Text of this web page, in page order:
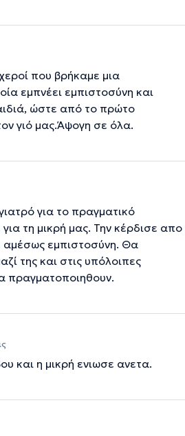
που βρήκαμε μια
εμπνέει εμπιστοσύνη και
ώστε από το πρώτο
γιό μας.Άψογη σε όλα.
για το πραγματικό
τη μικρή μας. Την κέρδισε απο
αμέσως εμπιστοσύνη. Θα
της και στις υπόλοιπες
πραγματοποιηθουν.
και η μικρή ενιωσε ανετα.